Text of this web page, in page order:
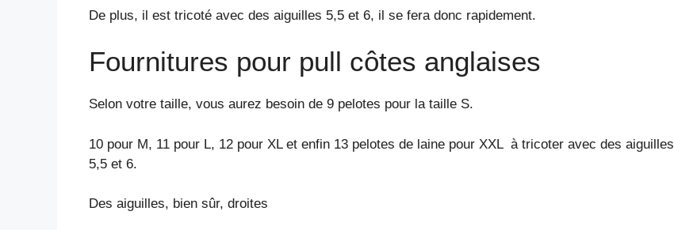
De plus, il est tricoté avec des aiguilles 5,5 et 6, il se fera donc rapidement.
Fournitures pour pull côtes anglaises
Selon votre taille, vous aurez besoin de 9 pelotes pour la taille S.
10 pour M, 11 pour L, 12 pour XL et enfin 13 pelotes de laine pour XXL à tricoter avec des aiguilles
5,5 et 6.
Des aiguilles, bien sûr, droites